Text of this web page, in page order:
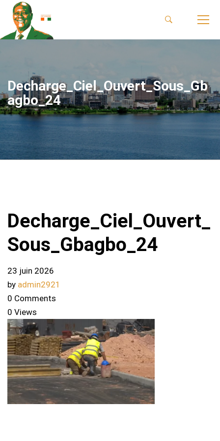
Decharge_Ciel_Ouvert_Sous_Gb
agbo_24
Decharge_Ciel_Ouvert_
Sous_Gbagbo_24
23 juin 2026
by admin2921
0 Comments
0 Views